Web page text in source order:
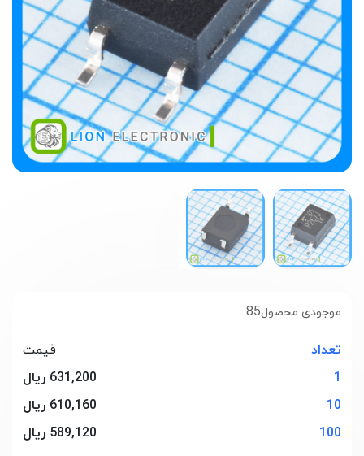
85موجودی محصول
تعداد
قیمت
1
631,200 ریال
10
610,160 ریال
100
589,120 ریال